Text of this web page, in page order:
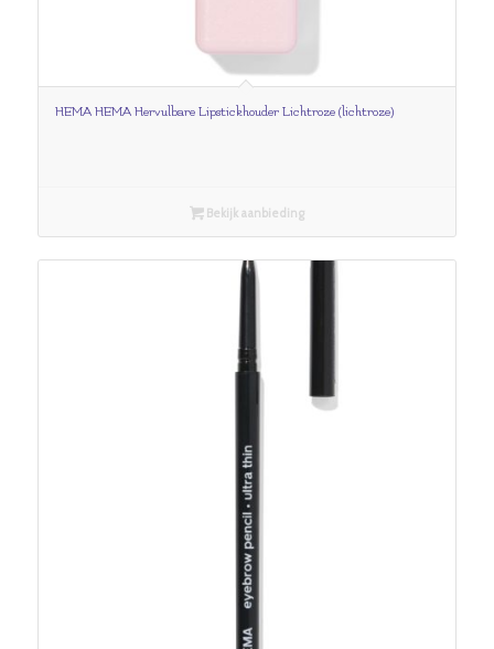
HEMA HEMA Hervulbare Lipstickhouder Lichtroze (lichtroze)
Bekijk aanbieding